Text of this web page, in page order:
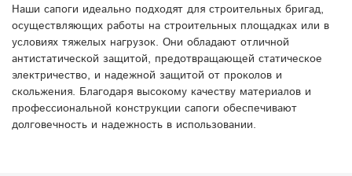
Наши сапоги идеально подходят для строительных бригад,
осуществляющих работы на строительных площадках или в
условиях тяжелых нагрузок. Они обладают отличной
антистатической защитой, предотвращающей статическое
электричество, и надежной защитой от проколов и
скольжения. Благодаря высокому качеству материалов и
профессиональной конструкции сапоги обеспечивают
долговечность и надежность в использовании.